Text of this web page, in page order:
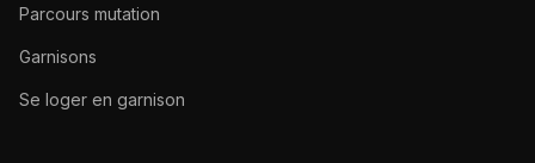
Parcours mutation
Garnisons
Se loger en garnison